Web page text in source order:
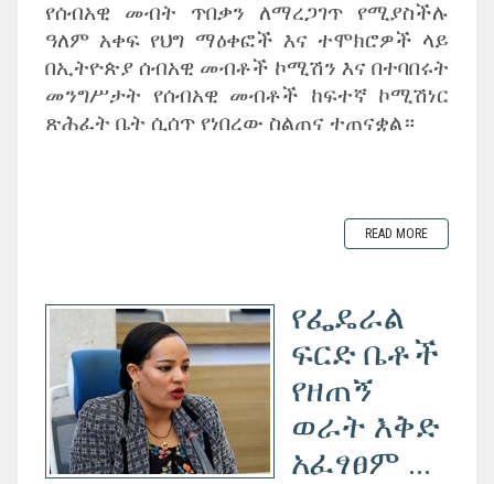
የሰብአዊ መብት ጥበቃን ለማረጋገጥ የሚያስችሉ
ዓለም አቀፍ የህግ ማዕቀፎች እና ተሞክሮዎች ላይ
በኢትዮጵያ ሰብአዊ መብቶች ኮሚሽን እና በተባበሩት
መንግሥታት የሰብአዊ መብቶች ከፍተኛ ኮሚሽነር
ጽሕፈት ቤት ሲሰጥ የነበረው ስልጠና ተጠናቋል።
READ MORE
የፌዴራል
ፍርድ ቤቶች
የዘጠኝ
ወራት እቅድ
አፈፃፀም ...